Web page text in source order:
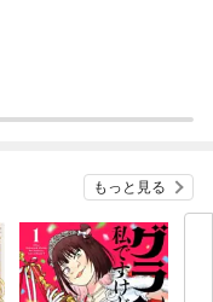
もっと見る